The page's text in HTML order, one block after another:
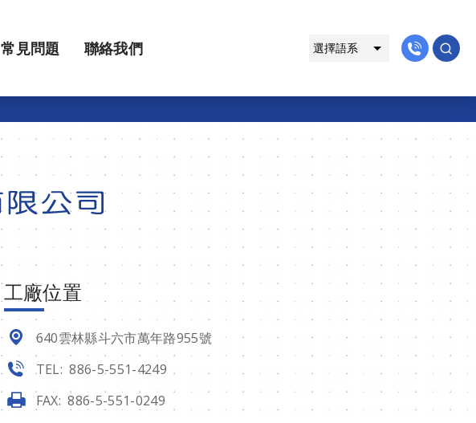
常見問題 聯絡我們
工廠位置
640雲林縣斗六市萬年路955號
TEL: 886-5-551-4249
FAX: 886-5-551-0249